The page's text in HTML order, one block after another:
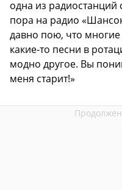
одна из радиостанций
пора на радио
давно пою, что
какие-то песни в
модно другое. Вы
меня старит!»